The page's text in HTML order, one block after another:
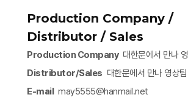
Production Company /
Distributor / Sales
Production Company대한문에서 만나
Distributor/Sales 대한문에서 만나 영상팀
E-mailmay5555@hanmail.net​